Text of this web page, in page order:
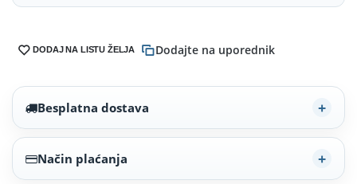
DODAJ NA LISTU ŽELJA Dodajte na uporednik
Besplatna dostava
Način plaćanja